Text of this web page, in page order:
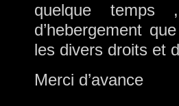
quelque temps
d’hebergement
les divers droits et
Merci d’avance